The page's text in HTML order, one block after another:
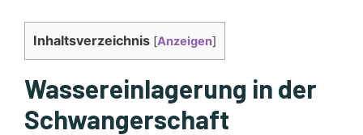
Inhaltsverzeichnis [Anzeigen]
Wassereinlagerung in der
Schwangerschaft